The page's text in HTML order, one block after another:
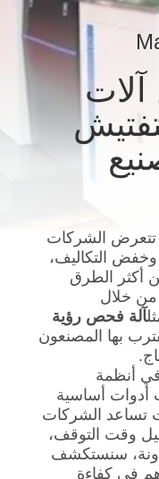
تتعرض الشركات
التكاليف،
أكثر الطرق
من خلال
آلة فحص رؤية
بها المصنعون
أنظمة
أدوات أساسية
تساعد الشركات
وقت التوقف،
سنستكشف
في كفاءة